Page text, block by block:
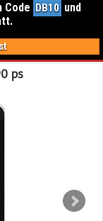
Code DB10 und
ps